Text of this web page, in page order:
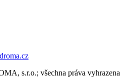
s.r.o.; všechna práva vyhrazena